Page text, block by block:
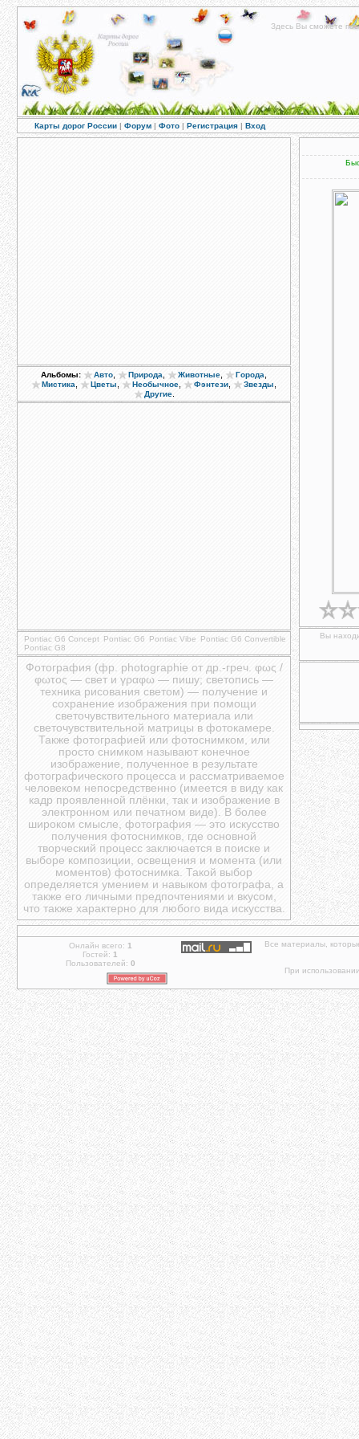
Здесь Вы сможете
Карты дорог России | Форум | Фото | Регистрация | Вход
Альбомы: Авто Природа Животные Города
Мистика Цветы Необычное Фэнтези Звезды
Другие.
Pontiac G6 Concept Pontiac G6 Pontiac Vibe
Pontiac G6 Convertible
Pontiac G8
Фотография (фр. photographie от др.-греч. φως /
φωτος — свет и γραφω — пишу; светопись —
техника рисования светом) — получение и
сохранение изображения при помощи
светочувствительного материала или
светочувствительной матрицы в фотокамере.
Также фотографией или фотоснимком, или
просто снимком называют конечное
изображение, полученное в результате
фотографического процесса и рассматриваемое
человеком непосредственно (имеется в виду как
кадр проявленной плёнки, так и изображение в
электронном или печатном виде). В более
широком смысле, фотография — это искусство
получения фотоснимков, где основной
творческий процесс заключается в поиске и
выборе композиции, освещения и момента (или
моментов) фотоснимка. Такой выбор
определяется умением и навыком фотографа, а
также его личными предпочтениями и вкусом,
что также характерно для любого вида искусства.
Вы
Онлайн всего: 1
Гостей: 1
Пользователей: 0
Все материалы,
При